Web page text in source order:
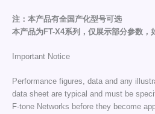
注：本产品有全国产化型号可选
本产品为FT-X4系列，仅展示部分参数，
Important Notice
Performance figures, data and any
data sheet are typical and must be
F-tone Networks before they become